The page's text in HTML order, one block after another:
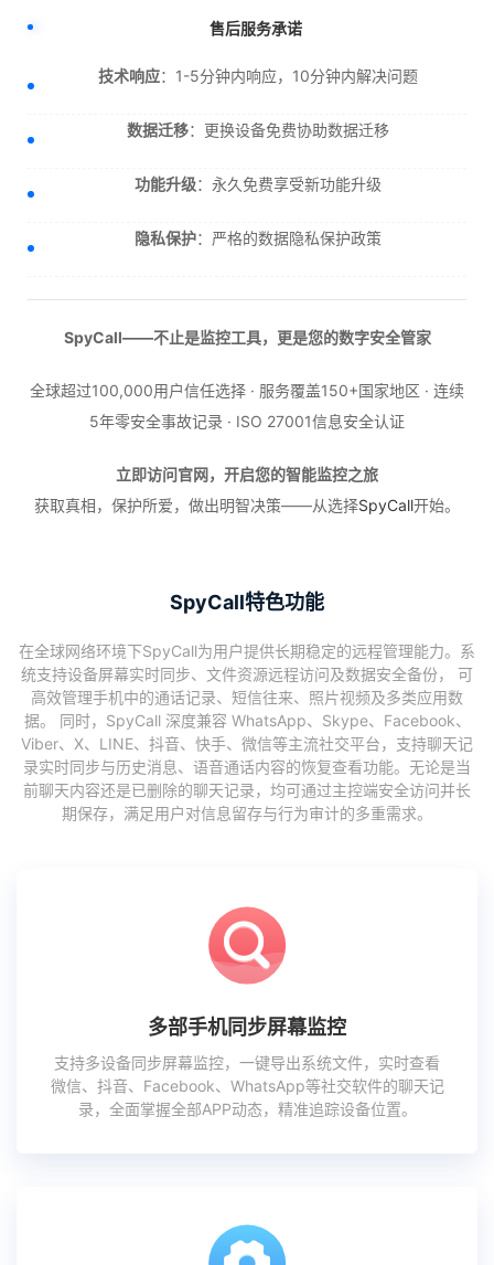
售后服务承诺
技术响应：1-5分钟内响应，10分钟内解决问题
数据迁移：更换设备免费协助数据迁移
功能升级：永久免费享受新功能升级
隐私保护：严格的数据隐私保护政策
SpyCall——不止是监控工具，更是您的数字安全管家
全球超过100,000用户信任选择 · 服务覆盖150+国家地区 · 连续
5年零安全事故记录 · ISO 27001信息安全认证
立即访问官网，开启您的智能监控之旅
获取真相，保护所爱，做出明智决策——从选择SpyCall开始。
SpyCall特色功能
在全球网络环境下SpyCall为用户提供长期稳定的远程管理能力。系
统支持设备屏幕实时同步、文件资源远程访问及数据安全备份， 可
高效管理手机中的通话记录、短信往来、照片视频及多类应用数
据。 同时，SpyCall 深度兼容 WhatsApp、Skype、Facebook、
Viber、X、LINE、抖音、快手、微信等主流社交平台，支持聊天记
录实时同步与历史消息、语音通话内容的恢复查看功能。无论是当
前聊天内容还是已删除的聊天记录，均可通过主控端安全访问并长
期保存，满足用户对信息留存与行为审计的多重需求。
多部手机同步屏幕监控
支持多设备同步屏幕监控，一键导出系统文件，实时查看
微信、抖音、Facebook、WhatsApp等社交软件的聊天记
录，全面掌握全部APP动态，精准追踪设备位置。